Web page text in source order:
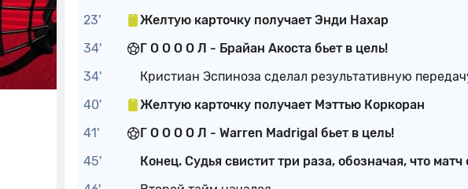
23'
Желтую карточку получает Энди Нахар
34'
Г О О О О Л - Брайан Акоста бьет в цель!
34'
Кристиан Эспиноза сделал результативную
40'
Желтую карточку получает Мэттью Коркоран
41'
Г О О О О Л - Warren Madrigal бьет в цель!
45'
Конец. Судья свистит три раза, обозначая, что матч